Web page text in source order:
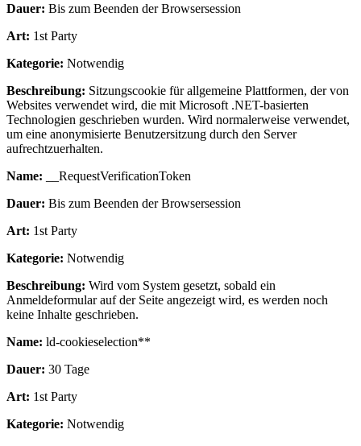
Dauer: Bis zum Beenden der Browsersession
Art: 1st Party
Kategorie: Notwendig
Beschreibung: Sitzungscookie für allgemeine Plattformen, der von
Websites verwendet wird, die mit Microsoft .NET-basierten
Technologien geschrieben wurden. Wird normalerweise verwendet,
um eine anonymisierte Benutzersitzung durch den Server
aufrechtzuerhalten.
Name: __RequestVerificationToken
Dauer: Bis zum Beenden der Browsersession
Art: 1st Party
Kategorie: Notwendig
Beschreibung: Wird vom System gesetzt, sobald ein
Anmeldeformular auf der Seite angezeigt wird, es werden noch
keine Inhalte geschrieben.
Name: ld-cookieselection**
Dauer: 30 Tage
Art: 1st Party
Kategorie: Notwendig